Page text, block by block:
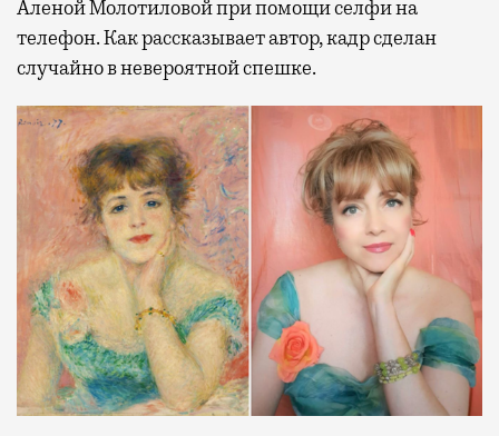
Аленой Молотиловой при помощи селфи на
телефон. Как рассказывает автор, кадр сделан
случайно в невероятной спешке.